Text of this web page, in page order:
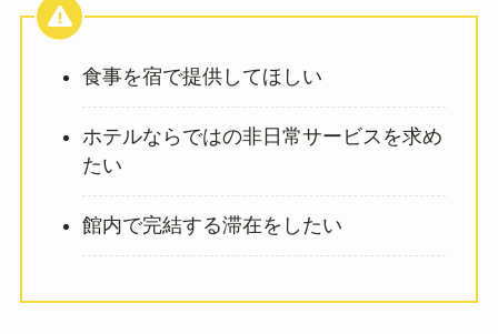
食事を宿で提供してほしい
ホテルならではの非日常サービスを求め
たい
館内で完結する滞在をしたい